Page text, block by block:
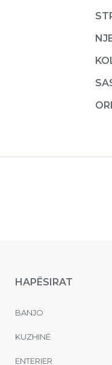
HAPËSIRAT
BANJO
KUZHINË
ENTERIER